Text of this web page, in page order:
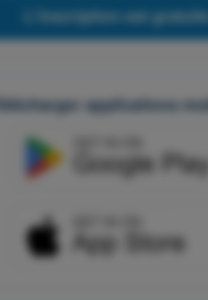
L'inscription est
Télécharger applications